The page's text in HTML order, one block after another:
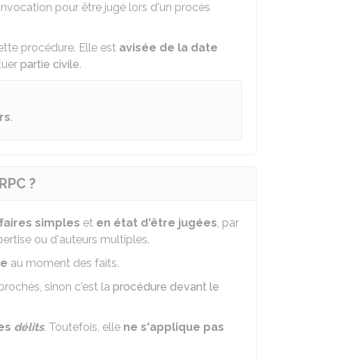
pour être jugé lors d'un procès
procédure. Elle est avisée de la date
partie civile.
.
?
simples et en état d'être jugées, par
ou d'auteurs multiples.
au moment des faits.
sinon c'est la procédure devant le
délits. Toutefois, elle ne s'applique pas